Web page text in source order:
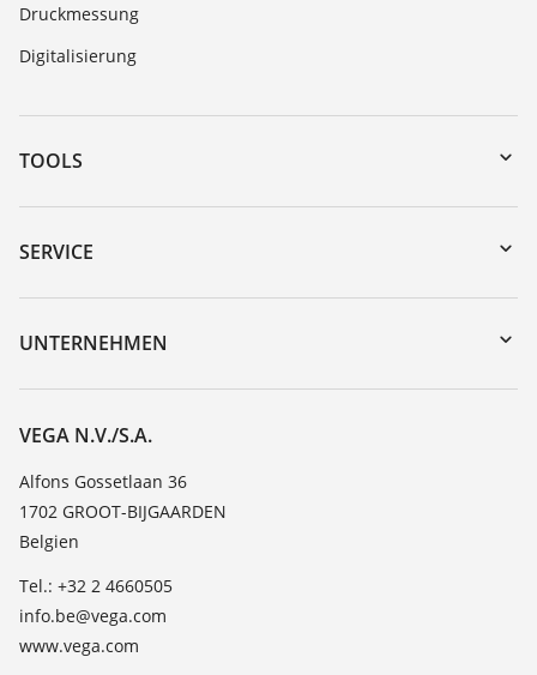
Druckmessung
Digitalisierung
TOOLS
Download-Center
Gerätesuche (Seriennummer)
DTM Collection/PACTware
SERVICE
Geräterücksendung
Trainings
Beständigkeitsliste
TeamViewer
UNTERNEHMEN
Über VEGA
Kontakt
News
Presse
Blog
VEGA N.V./S.A.
Alfons Gossetlaan 36
1702 GROOT-BIJGAARDEN
Belgien
Tel.: +32 2 4660505
info.be@vega.com
www.vega.com